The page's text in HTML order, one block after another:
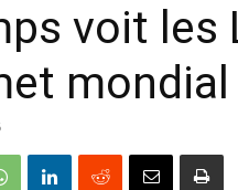
voit les
mondial